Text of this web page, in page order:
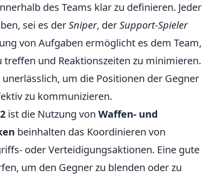
des Teams klar zu definieren. Jeder
sei es derSniper, derSupport-Spieler
von Aufgaben ermöglicht es dem Team,
und Reaktionszeiten zu minimieren.
um die Positionen der Gegner
zu kommunizieren.
ist die Nutzung von Waffen- und
beinhalten das Koordinieren von
oder Verteidigungsaktionen. Eine gute
um den Gegner zu blenden oder zu